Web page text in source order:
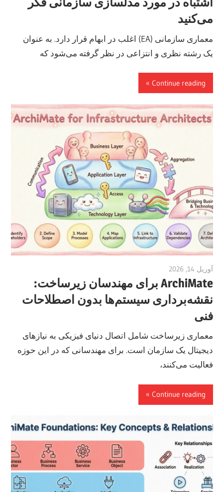
می‌کنید
معماری سازمانی (EA) اغلب در ابهام قرار دارد. به عنوان
یک رشته نظری و انتزاعی در نظر گرفته می‌شود که
Continue reading
آوریل 14, 2026
ArchiMate برای مهندسان زیرساخت:
نقشه‌برداری سیستم‌ها بدون اصطلاحات
فنی
معماری زیرساخت شامل اتصال دنیای فیزیکی به نیازهای
دیجیتال یک سازمان است. برای مهندسانی که در این حوزه
فعالیت می‌کنند،
Continue reading